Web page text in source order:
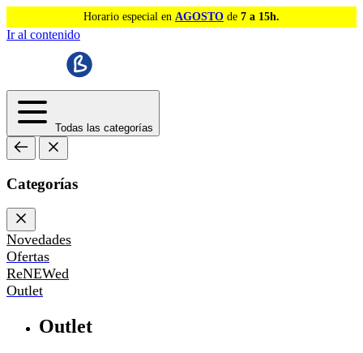
Horario especial en AGOSTO de 7 a 15h.
Ir al contenido
Todas las categorías
Categorías
Novedades
Ofertas
ReNEWed
Outlet
Outlet